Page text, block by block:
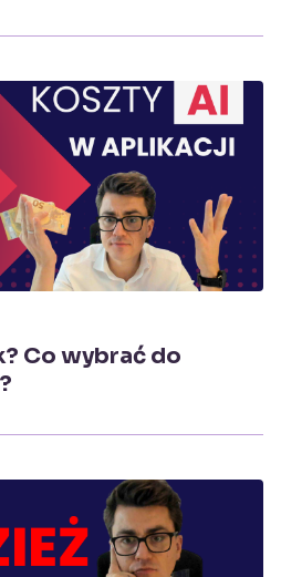
Co wybrać do